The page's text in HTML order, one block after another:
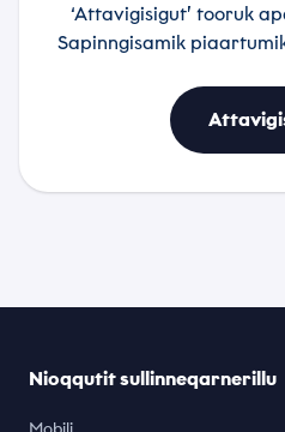
‘Attavigisigut’ tooruk
Sapinngisamik
Nioqqutit sullinneqarnerillu